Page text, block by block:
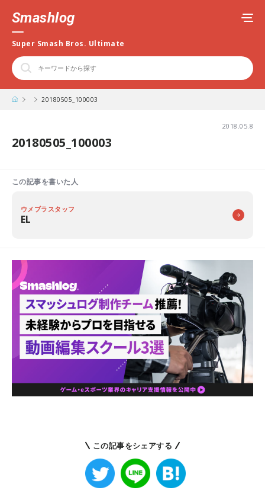
Smashlog
Super Smash Bros. Ultimate
20180505_100003
2018.05.8
20180505_100003
この記事を書いた人
ウメブラスタッフ
EL
この記事をシェアする